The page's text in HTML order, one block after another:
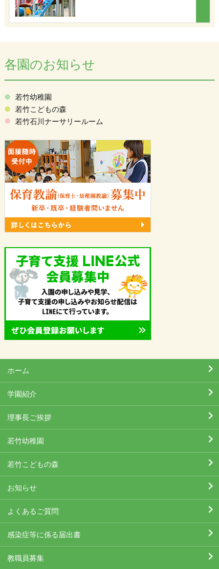
各園のお知らせ
若竹幼稚園
若竹こどもの森
若竹石川ナーサリールーム
ホーム
学園紹介
理事長ご挨拶
若竹幼稚園
若竹こどもの森
お知らせ
よくあるご質問
感染症等に係る届出書
教職員募集